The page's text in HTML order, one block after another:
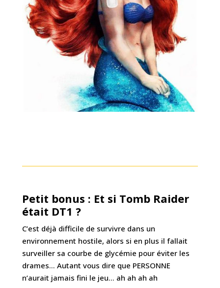
Petit bonus : Et si Tomb Raider
était DT1 ?
C’est déjà difficile de survivre dans un
environnement hostile, alors si en plus il fallait
surveiller sa courbe de glycémie pour éviter les
drames… Autant vous dire que PERSONNE
n’aurait jamais fini le jeu… ah ah ah ah